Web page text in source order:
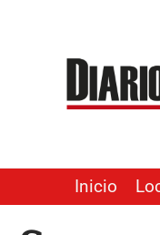
contenido
Inicio